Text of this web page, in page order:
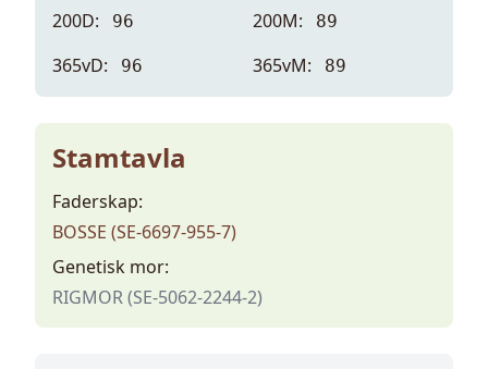
200D: 96 200M: 89
365vD: 96 365vM: 89
Stamtavla
Faderskap:
BOSSE (SE-6697-955-7)
Genetisk mor:
RIGMOR (SE-5062-2244-2)